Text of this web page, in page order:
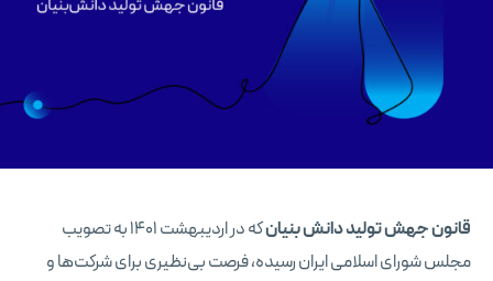
قانون جهش تولید دانش بنیان
که در اردیبهشت ۱۴۰۱ به تصویب
مجلس شورای اسلامی ایران رسیده، فرصت بی‌نظیری برای شرکت‌ها و